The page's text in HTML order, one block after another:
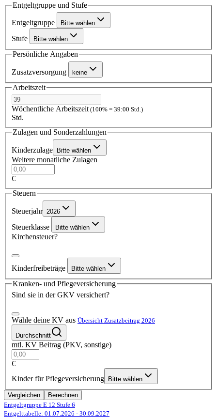
Entgeltgruppe und Stufe
Entgeltgruppe Bitte wählen
Stufe Bitte wählen
Persönliche Angaben
Zusatzversorgung keine
Arbeitszeit
Wöchentliche Arbeitszeit(100% = 39:00 Std.)
Std.
Zulagen und Sonderzahlungen
Kinderzulage Bitte wählen
Weitere monatliche Zulagen
€
Steuern
Steuerjahr 2026
Steuerklasse Bitte wählen
Kirchensteuer?
Kinderfreibeträge Bitte wählen
Kranken- und Pflegeversicherung
Sind sie in der GKV versichert?
Wähle deine KV aus Übersicht Zusatzbeitrag 2026
Durchschnitt
mtl. KV Beitrag (PKV, sonstige)
€
Kinder für Pflegeversicherung
Bitte wählen
Vergleichen
Berechnen
Entgeltgruppe E 12 Stufe 6
Entgelttabelle: 01.07.2026 - 30.09.2027